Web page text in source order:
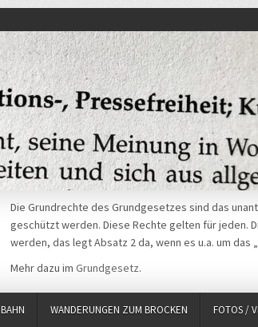
Die Grundrechte des Grundgesetzes sind das
geschützt werden. Diese Rechte gelten für jeden.
werden, das legt Absatz 2 da, wenn es u.a. um das
Mehr dazu im Grundgesetz.
BAHN WANDERUNGEN ZUM BROCKEN FOTOS /